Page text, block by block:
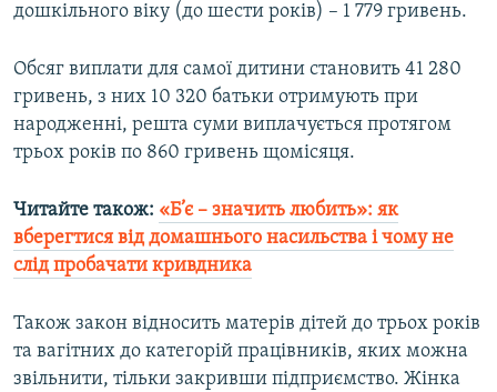
дошкільного віку (до шести років) – 1 779 гривень.
Обсяг виплати для самої дитини становить 41 280
гривень, з них 10 320 батьки отримують при
народженні, решта суми виплачується протягом
трьох років по 860 гривень щомісяця.
Читайте також: «Б’є – значить любить»: як
вберегтися від домашнього насильства і чому не
слід пробачати кривдника​
Також закон відносить матерів дітей до трьох років
та вагітних до категорій працівників, яких можна
звільнити, тільки закривши підприємство. Жінка